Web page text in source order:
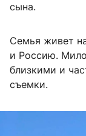
сына.
Семья живет
и Россию.
близкими и
съемки.